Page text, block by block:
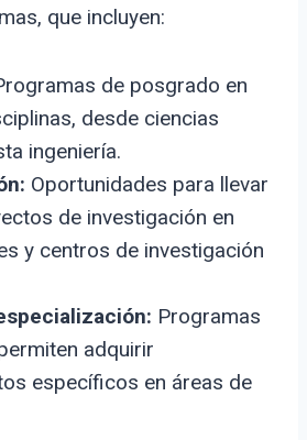
que incluyen:
de posgrado en
desde ciencias
ingeniería.
Oportunidades para llevar
de investigación en
y centros de investigación
Programas
adquirir
específicos en áreas de